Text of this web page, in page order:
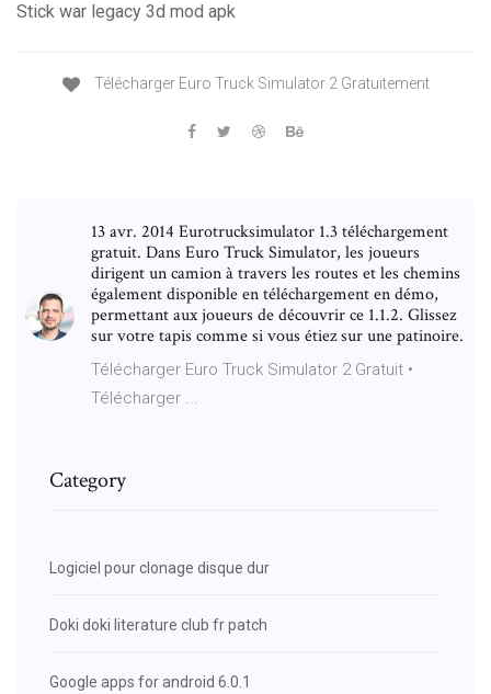
Stick war legacy 3d mod apk
Télécharger Euro Truck Simulator 2 Gratuitement
13 avr. 2014 Eurotrucksimulator 1.3 téléchargement
gratuit. Dans Euro Truck Simulator, les joueurs
dirigent un camion à travers les routes et les chemins
également disponible en téléchargement en démo,
permettant aux joueurs de découvrir ce 1.1.2. Glissez
sur votre tapis comme si vous étiez sur une patinoire.
Télécharger Euro Truck Simulator 2 Gratuit •
Télécharger ...
Category
Logiciel pour clonage disque dur
Doki doki literature club fr patch
Google apps for android 6.0.1